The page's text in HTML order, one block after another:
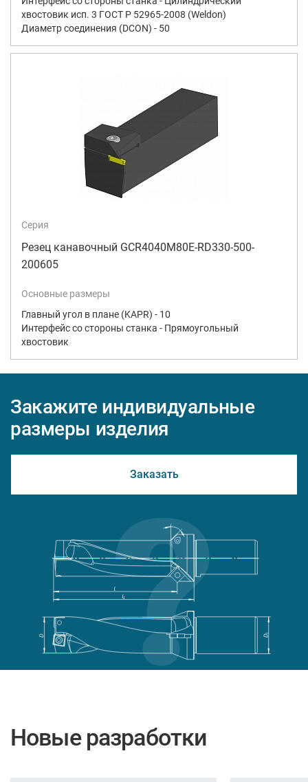
хвостовик исп. 3 ГОСТ Р 52965-2008 (Weldon)
Диаметр соединения (DCON) - 50
Серия
Резец канавочный GCR4040M80E-RD330-500-
200605
Основные размеры
Главный угол в плане (KAPR) - 10
Интерфейс со стороны станка - Прямоугольный
хвостовик
Закажите индивидуальные
размеры изделия
Заказать
Новые разработки